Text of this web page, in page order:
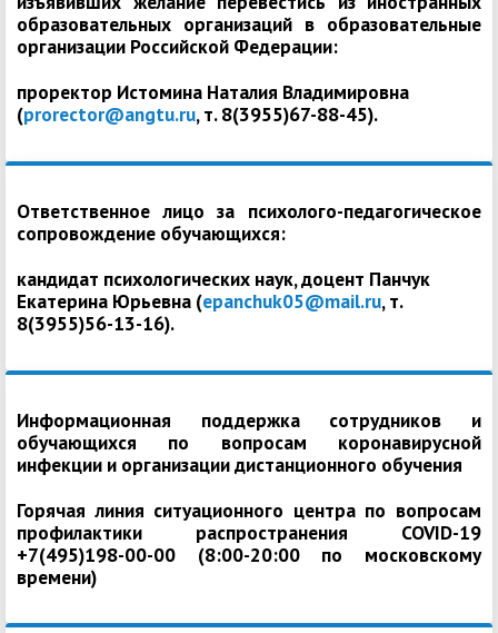
образовательных организаций в образовательные
организации Российской Федерации:
проректор Истомина Наталия Владимировна
(prorector@angtu.ru, т. 8(3955)67-88-45).
Ответственное лицо за психолого-педагогическое
сопровождение обучающихся:
кандидат психологических наук, доцент Панчук
Екатерина Юрьевна (epanchuk05@mail.ru, т.
8(3955)56-13-16).
Информационная поддержка сотрудников и
обучающихся по вопросам коронавирусной
инфекции и организации дистанционного обучения
Горячая линия ситуационного центра по вопросам
профилактики распространения COVID-19
+7(495)198-00-00 (8:00-20:00 по московскому
времени)